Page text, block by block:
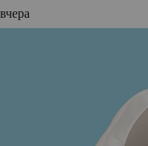
вчера